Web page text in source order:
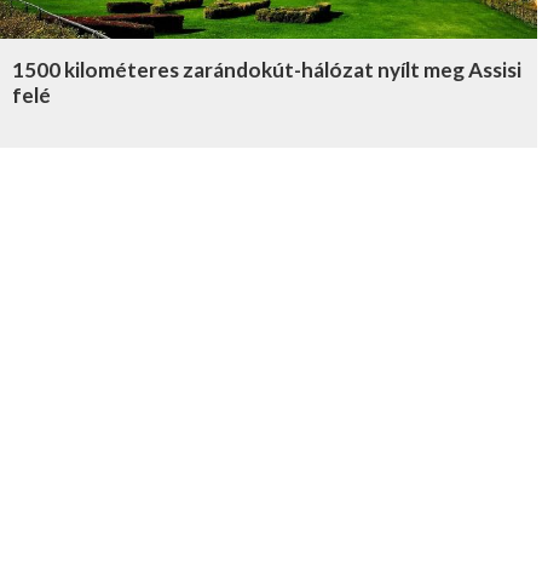
1500 kilométeres zarándokút-hálózat nyílt meg Assisi
felé